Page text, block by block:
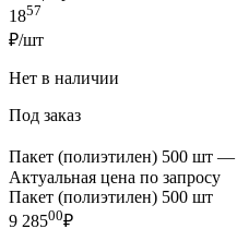
1857
₽/шт
Нет в наличии
Под заказ
Пакет (полиэтилен) 500 шт —
Актуальная цена по запросу
Пакет (полиэтилен) 500 шт
9 28500₽